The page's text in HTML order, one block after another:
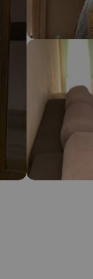
el norte. En